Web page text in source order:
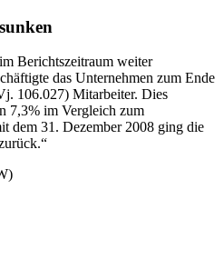
Berichtszeitraum weiter
das Unternehmen zum Ende
106.027) Mitarbeiter. Dies
7,3% im Vergleich zum
dem 31. Dezember 2008 ging die